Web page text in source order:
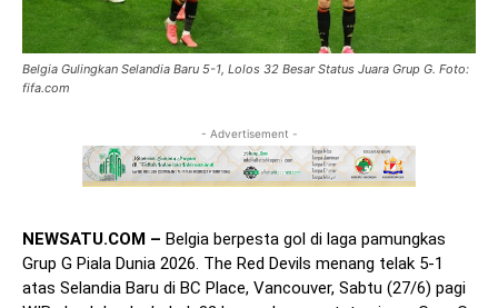
Belgia Gulingkan Selandia Baru 5-1, Lolos 32 Besar Status Juara Grup G. Foto:
fifa.com
- Advertisement -
NEWSATU.COM – Belgia berpesta gol di laga pamungkas
Grup G Piala Dunia 2026. The Red Devils menang telak 5-1
atas Selandia Baru di BC Place, Vancouver, Sabtu (27/6) pagi